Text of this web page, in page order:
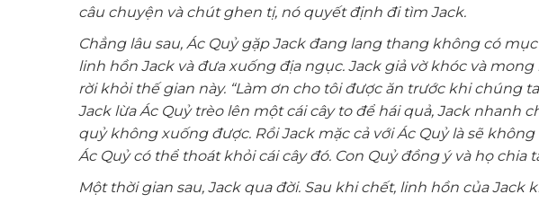
câu chuyện và chút ghen tị, nó quyết định đi tìm Jack.
Chẳng lâu sau, Ác Quỷ gặp Jack đang lang thang không có
linh hồn Jack và đưa xuống địa ngục. Jack giả vờ khóc và
rời khỏi thế gian này. “Làm ơn cho tôi được ăn trước khi chúng ta
Jack lừa Ác Quỷ trèo lên một cái cây to để hái quả, Jack nhanh
quỷ không xuống được. Rồi Jack mặc cả với Ác Quỷ là sẽ
Ác Quỷ có thể thoát khỏi cái cây đó. Con Quỷ đồng ý và họ chia
Một thời gian sau, Jack qua đời. Sau khi chết, linh hồn của